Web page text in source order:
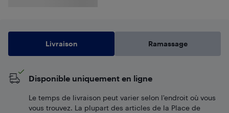
Livraison Ramassage
Disponible uniquement en ligne
Le temps de livraison peut varier selon l'endroit où vous
vous trouvez. La plupart des articles de la Place de